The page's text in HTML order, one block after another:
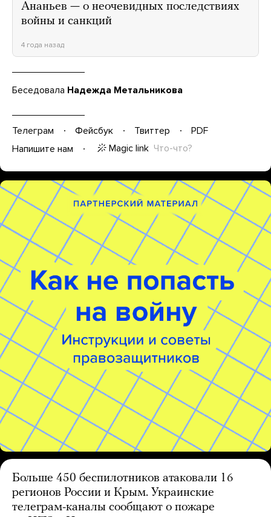
Ананьев — о неочевидных последствиях
войны и санкций
4 года назад
Беседовала Надежда Метальникова
Телеграм Фейсбук Твиттер
PDF
Напишите нам
Magic link Что-что?
Больше 450 беспилотников атаковали 16
регионов России и Крым. Украинские
телеграм-каналы сообщают о пожаре